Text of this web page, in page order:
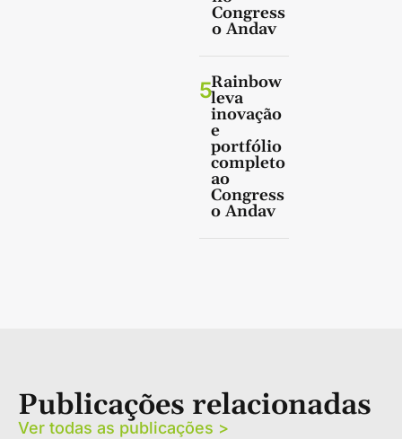
Congress
o Andav
5Rainbow
leva
inovação
e
portfólio
completo
ao
Congress
o Andav
Publicações relacionadas
Ver todas as publicações >